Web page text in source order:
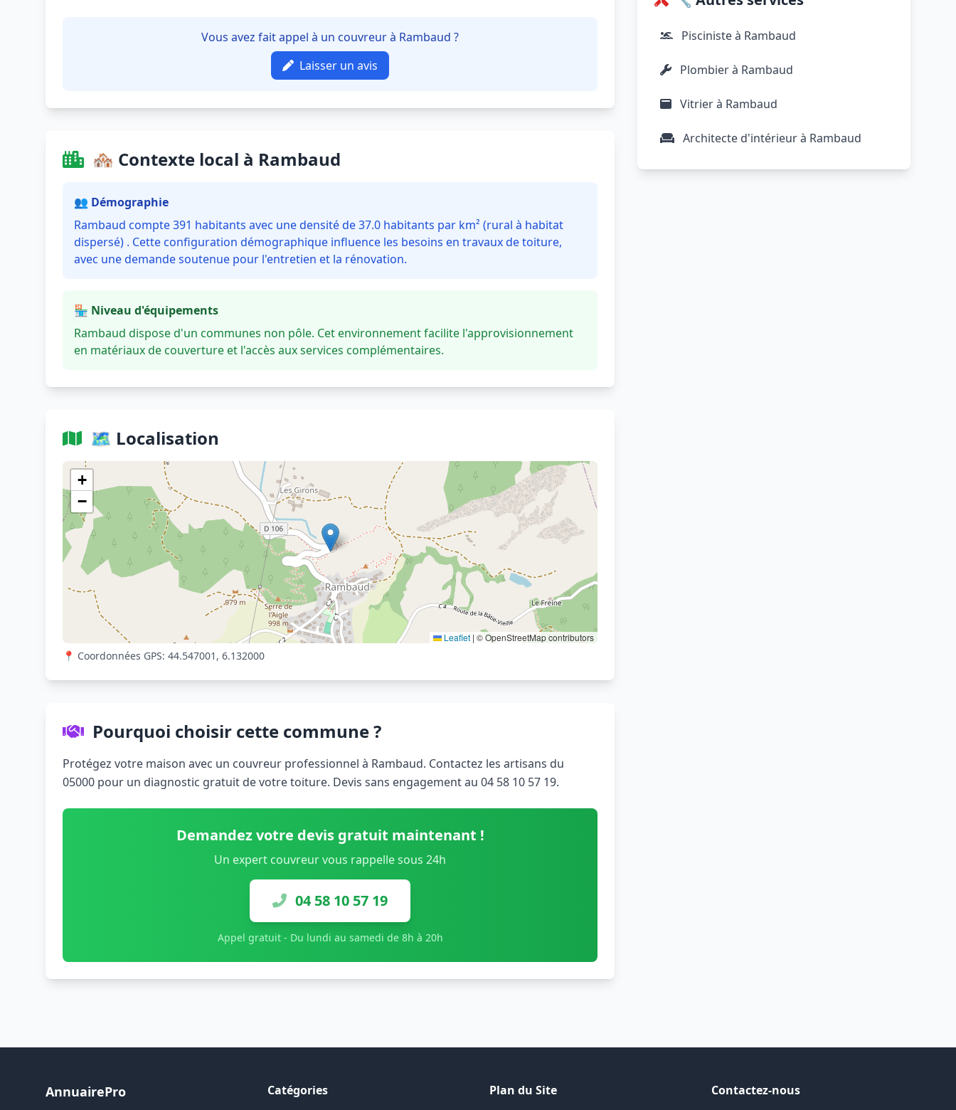
Vous avez fait appel à un couvreur à Rambaud ?
Laisser un avis
🏘️ Contexte local à Rambaud
👥 Démographie
Rambaud compte 391 habitants avec une densité de 37.0 habitants par km² (rural à habitat
dispersé) . Cette configuration démographique influence les besoins en travaux de toiture,
avec une demande soutenue pour l'entretien et la rénovation.
🏪 Niveau d'équipements
Rambaud dispose d'un communes non pôle. Cet environnement facilite l'approvisionnement
en matériaux de couverture et l'accès aux services complémentaires.
🗺️ Localisation
+
−
Leaflet | © OpenStreetMap contributors
Voir sur OpenStreetMap
📍 Coordonnées GPS: 44.547001, 6.132000
Pourquoi choisir cette commune ?
Protégez votre maison avec un couvreur professionnel à Rambaud. Contactez les artisans du
05000 pour un diagnostic gratuit de votre toiture. Devis sans engagement au 04 58 10 57 19.
Demandez votre devis gratuit maintenant !
Un expert couvreur vous rappelle sous 24h
04 58 10 57 19
Appel gratuit - Du lundi au samedi de 8h à 20h
Pisciniste à Rambaud
Plombier à Rambaud
Vitrier à Rambaud
Architecte d'intérieur à Rambaud
AnnuairePro Catégories Plan du Site Contactez-nous